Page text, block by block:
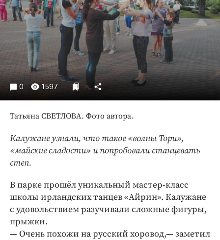
Погода
Праздники
Происшествия
Спорт
Экономика и бизнес
ПРОЕКТЫ
Издания
Медиаперсона
Интересное чтиво
Бренд года
Работодатель года
0 1597
Татьяна СВЕТЛОВА. Фото автора.
Калужане узнали, что такое «волны Тори»,
«майские сладости» и попробовали станцевать
степ.
В парке прошёл уникальный мастер-класс
школы ирландских танцев «Айрин». Калужане
с удовольствием разучивали сложные фигуры,
прыжки.
— Очень похожи на русский хоровод,— заметил